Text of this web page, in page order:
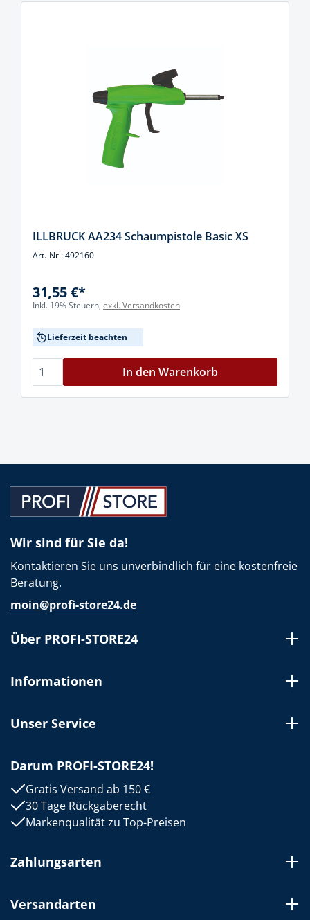
ILLBRUCK AA234 Schaumpistole Basic XS
Art.-Nr.: 492160
31,55 €*
Inkl. 19% Steuern, exkl. Versandkosten
Lieferzeit beachten
In den Warenkorb
Wir sind für Sie da!
Kontaktieren Sie uns unverbindlich für eine kostenfreie
Beratung.
moin@profi-store24.de
Über PROFI-STORE24
Informationen
Unser Service
Darum PROFI-STORE24!
Gratis Versand ab 150 €
30 Tage Rückgaberecht
Markenqualität zu Top-Preisen
Zahlungsarten
Versandarten